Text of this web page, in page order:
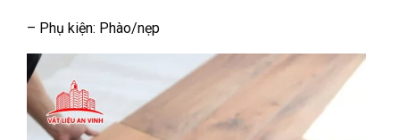
– Phụ kiện: Phào/nẹp